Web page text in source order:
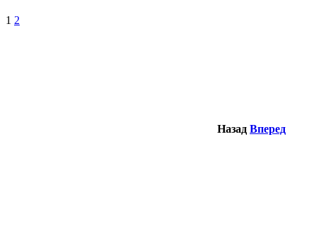
1 2
Назад Вперед